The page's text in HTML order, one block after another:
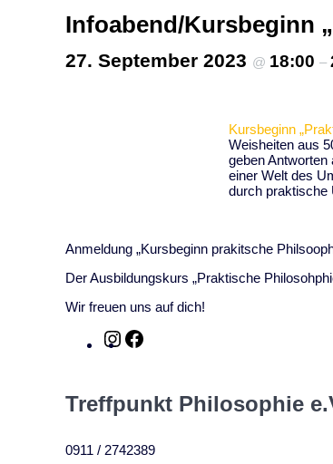
Infoabend/Kursbeginn
27. September 2023 @ 18:00 –
Kursbeginn
Weisheiten aus
geben
einer Welt des
durch praktische
Anmeldung „Kursbeginn prakitsche
Der Ausbildungskurs „Praktische
Wir freuen uns auf dich!
Instagram
Treffpunkt Philosophie
0911 / 2742389